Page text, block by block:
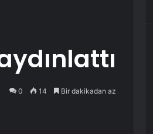
0 14 Bir dakikadan az